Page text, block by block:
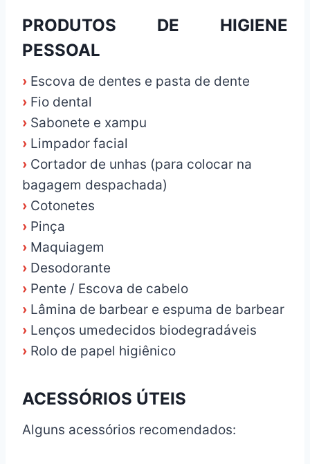
PRODUTOS DE HIGIENE
PESSOAL
› Escova de dentes e pasta de dente
› Fio dental
› Sabonete e xampu
› Limpador facial
› Cortador de unhas (para colocar na
bagagem despachada)
› Cotonetes
› Pinça
› Maquiagem
› Desodorante
› Pente / Escova de cabelo
› Lâmina de barbear e espuma de barbear
› Lenços umedecidos biodegradáveis
› Rolo de papel higiênico
ACESSÓRIOS ÚTEIS
Alguns acessórios recomendados: